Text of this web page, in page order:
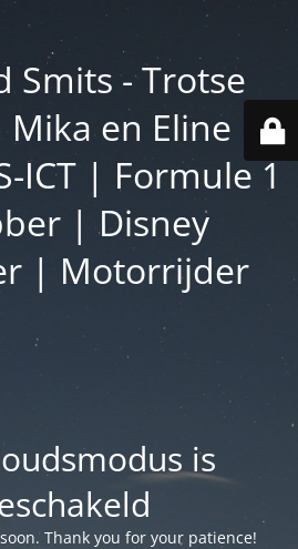
Smits - Trotse
en Eline |
ICT | Formule 1
| Disney
| Motorrijder
is
Thank you for your patience!